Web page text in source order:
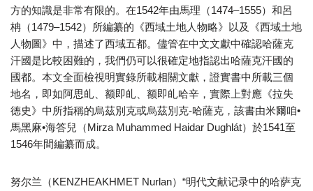
方的知識是非常有限的。在1542年由馬理（1474–1555）和呂
柟（1479–1542）所編纂的《西域土地人物略》以及《西域土地
人物圖》中，描述了西域五都。儘管在中文文獻中確認哈薩克
汗國是比較困難的，我們仍可以很確定地指認出哈薩克汗國的
國都。本文全面檢視明實錄所載相關文獻，證實書中所載三個
地名，即如阿思癿、额即癿、额即癿哈辛，實際上對應《拉失
德史》中所指稱的烏茲別克或烏茲別克-哈薩克，該書由米爾咱•
馬黑麻•海答兒（Mirza Muhammed Haidar Dughlát）於1541至
1546年間編纂而成。
努尔兰（KENZHEAKHMET Nurlan）“明代文献记录中的哈萨克